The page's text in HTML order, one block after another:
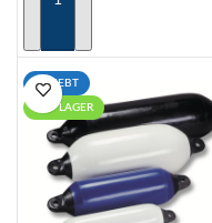
BELIEBT
AUF LAGER